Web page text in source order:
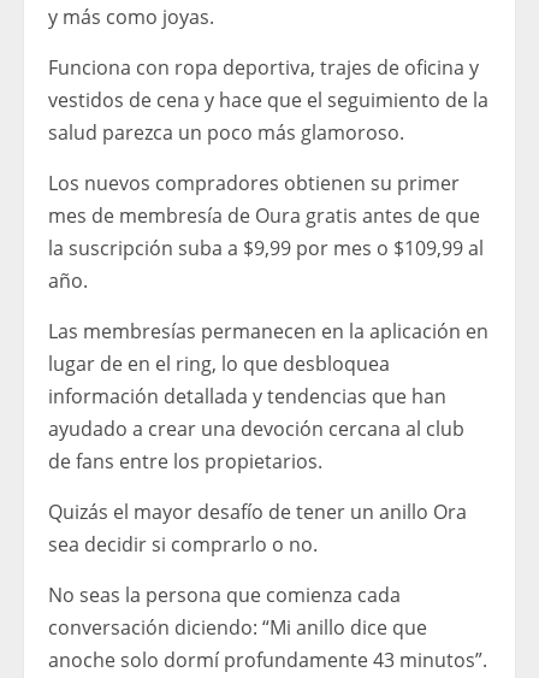
y más como joyas.
Funciona con ropa deportiva, trajes de oficina y
vestidos de cena y hace que el seguimiento de la
salud parezca un poco más glamoroso.
Los nuevos compradores obtienen su primer
mes de membresía de Oura gratis antes de que
la suscripción suba a $9,99 por mes o $109,99 al
año.
Las membresías permanecen en la aplicación en
lugar de en el ring, lo que desbloquea
información detallada y tendencias que han
ayudado a crear una devoción cercana al club
de fans entre los propietarios.
Quizás el mayor desafío de tener un anillo Ora
sea decidir si comprarlo o no.
No seas la persona que comienza cada
conversación diciendo: “Mi anillo dice que
anoche solo dormí profundamente 43 minutos”.